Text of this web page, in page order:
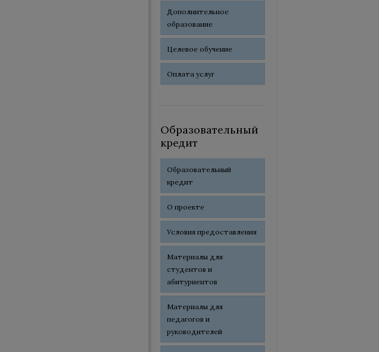
Дополнительное
образование
Целевое обучение
Оплата услуг
Образовательный
кредит
Образовательный
кредит
О проекте
Условия предоставления
Материалы для
студентов и
абитуриентов
Материалы для
педагогов и
руководителей